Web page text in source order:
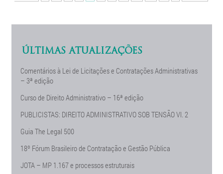
ÚLTIMAS ATUALIZAÇÕES
Comentários à Lei de Licitações e Contratações Administrativas
– 3ª edição
Curso de Direito Administrativo – 16ª edição
PUBLICISTAS: DIREITO ADMINISTRATIVO SOB TENSÃO Vl. 2
Guia The Legal 500
18º Fórum Brasileiro de Contratação e Gestão Pública
JOTA – MP 1.167 e processos estruturais